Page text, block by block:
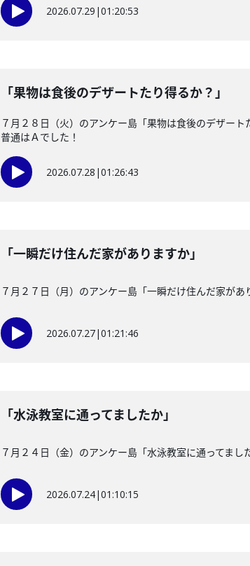
2026.07.29 |01:20:53
「果物は食後のデザートたり得るか？」
７月２８日（火）のアンケー島「果物は食後のデザー
普通はＡでした！
2026.07.28 |01:26:43
「一瞬だけ住んだ家がありますか」
７月２７日（月）のアンケー島「一瞬だけ住んだ家が
2026.07.27|01:21:46
「水泳教室に通ってましたか」
７月２４日（金）のアンケー島「水泳教室に通ってま
2026.07.24|01:10:15